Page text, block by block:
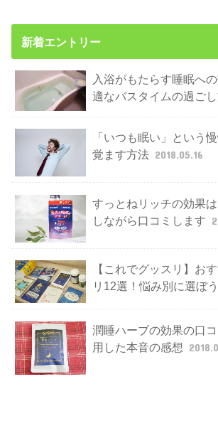
新着エントリー
入浴がもたらす睡眠へ
適なバスタイムの過ご
「いつも眠い」という
覚ます方法 2018.05.16
すっとねリッチの効果
しながら口コミします
【これでグッスリ】お
リ12選！悩み別に選ぼう
潤睡ハーブの効果の口
用した本音の感想